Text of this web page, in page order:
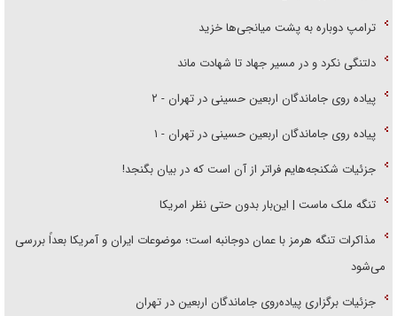
ترامپ دوباره به پشت میانجی‌ها خزید
دلتنگی نکرد و در مسیر جهاد تا شهادت ماند
پیاده روی جاماندگان اربعین حسینی در تهران - ۲
پیاده روی جاماندگان اربعین حسینی در تهران - ۱
جزئیات شکنجه‌هایم فراتر از آن است که در بیان بگنجد!
تنگه ملک ماست | این‌بار بدون حتی نظر امریکا
مذاکرات تنگه هرمز با عمان دوجانبه است؛ موضوعات ایران و آمریکا بعداً بررسی
می‌شود
جزئیات برگزاری پیاده‌روی جاماندگان اربعین در تهران